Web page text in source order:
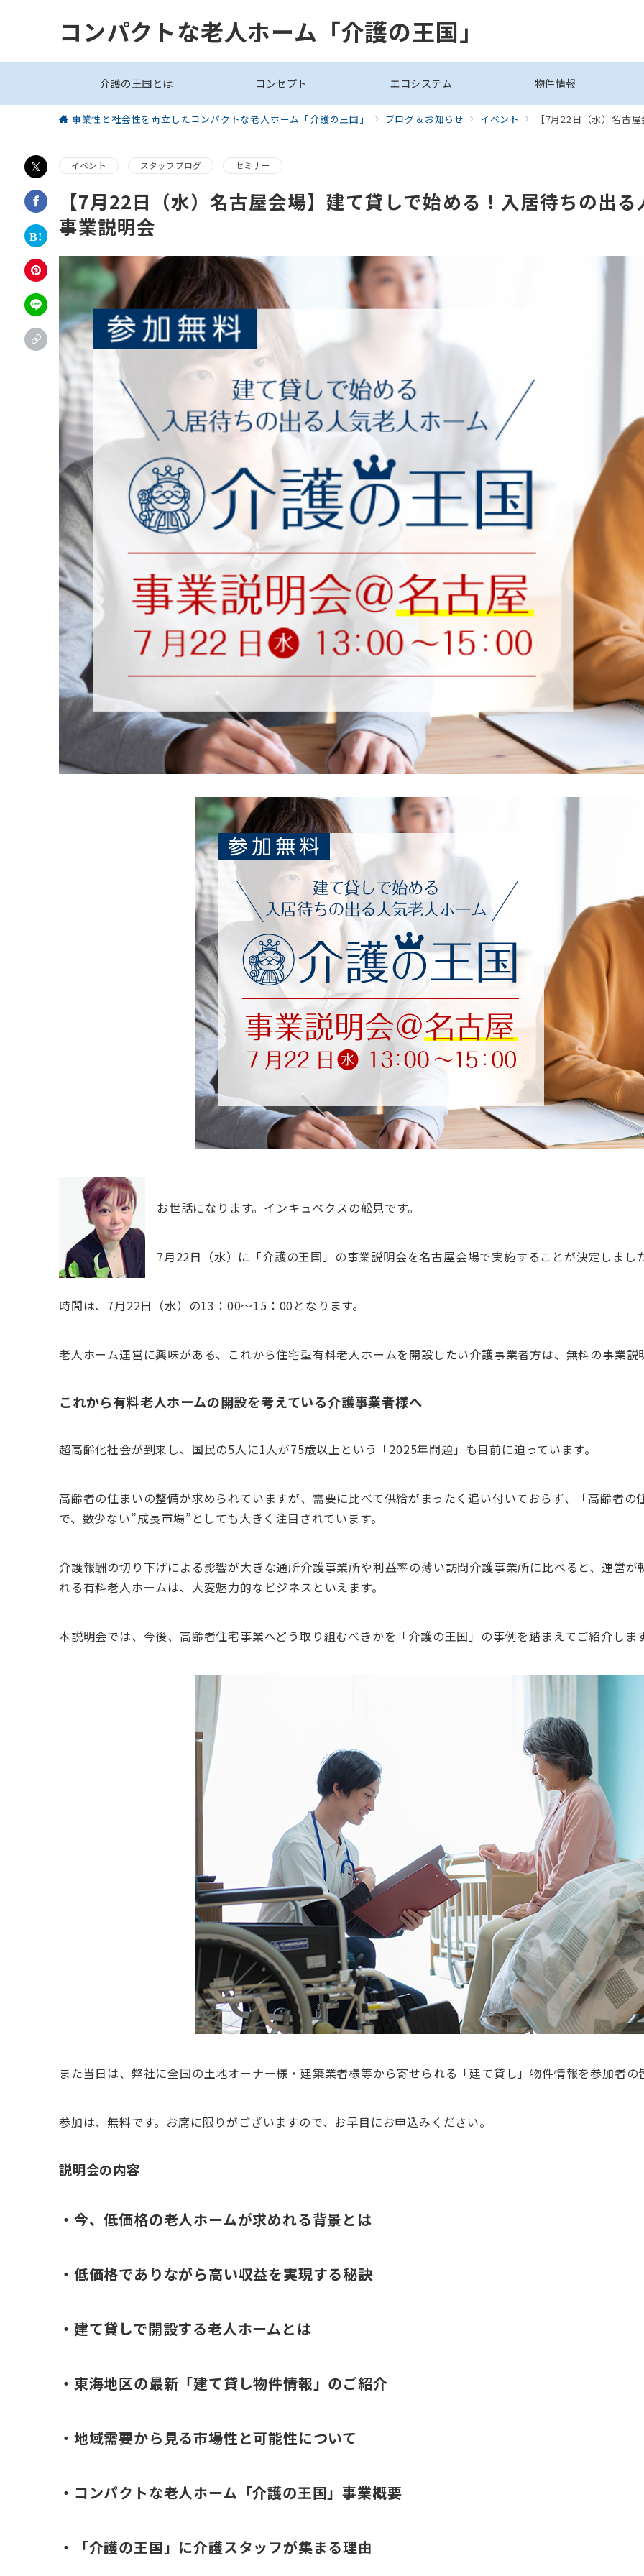
コンパクトな老人ホーム「介護の王国」
介護の王国とは コンセプト エコシステム 物件情報
事業性と社会性を両立したコンパクトな老人ホーム「介護の王国」 ブログ＆お知らせ イベント 【7月22日（水）名古屋会場
イベント スタッフブログ セミナー
【7月22日（水）名古屋会場】建て貸しで始める！入居待ちの出
事業説明会
お世話になります。インキュベクスの舩見です。
7月22日（水）に「介護の王国」の事業説明会を名古屋会場で実施することが決定しまし
時間は、7月22日（水）の13：00～15：00となります。
老人ホーム運営に興味がある、これから住宅型有料老人ホームを開設したい介護事業者方は、無料の事業
これから有料老人ホームの開設を考えている介護事業者様へ
超高齢化社会が到来し、国民の5人に1人が75歳以上という「2025年問題」も目前に迫っています。
高齢者の住まいの整備が求められていますが、需要に比べて供給がまったく追い付いておらず、「高齢者
で、数少ない”成長市場”としても大きく注目されています。
介護報酬の切り下げによる影響が大きな通所介護事業所や利益率の薄い訪問介護事業所に比べると、運営
れる有料老人ホームは、大変魅力的なビジネスといえます。
本説明会では、今後、高齢者住宅事業へどう取り組むべきかを「介護の王国」の事例を踏まえてご紹介しま
また当日は、弊社に全国の土地オーナー様・建築業者様等から寄せられる「建て貸し」物件情報を参加者
参加は、無料です。お席に限りがございますので、お早目にお申込みください。
説明会の内容
・今、低価格の老人ホームが求めれる背景とは
・低価格でありながら高い収益を実現する秘訣
・建て貸しで開設する老人ホームとは
・東海地区の最新「建て貸し物件情報」のご紹介
・地域需要から見る市場性と可能性について
・コンパクトな老人ホーム「介護の王国」事業概要
・「介護の王国」に介護スタッフが集まる理由